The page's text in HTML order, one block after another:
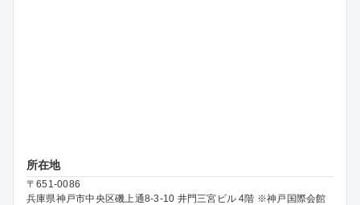
所在地
〒651-0086
兵庫県神戸市中央区磯上通8-3-10 井門三宮ビル 4階 ※神戸国際会館